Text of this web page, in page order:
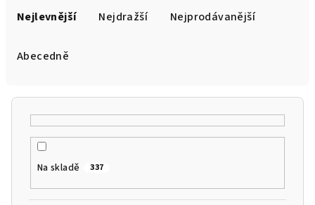
Nejlevnější Nejdražší Nejprodávanější
Abecedně
Na skladě 337